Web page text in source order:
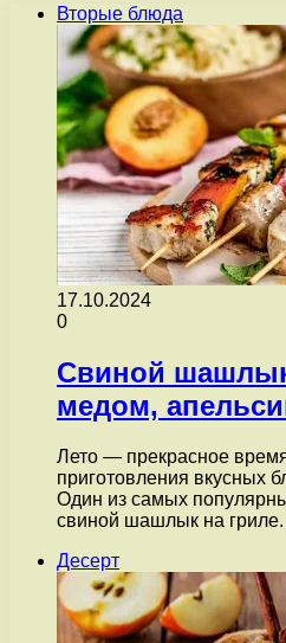
Вторые блюда
17.10.2024
0
Свиной
медом,
Лето — прекрасное
приготовления вкусных
Один из самых
свиной шашлык на
Десерт